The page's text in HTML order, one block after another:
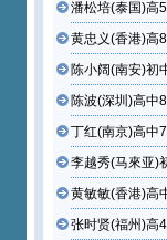
潘松培(泰国)高
黄忠义(香港)高
陈小阔(南安)初
陈波(深圳)高中
丁红(南京)高中
李越秀(马來亚)
黄敏敏(香港)高
张时贤(福州)高